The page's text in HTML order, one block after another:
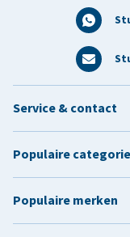
Service & contact
Populaire
Populaire merken